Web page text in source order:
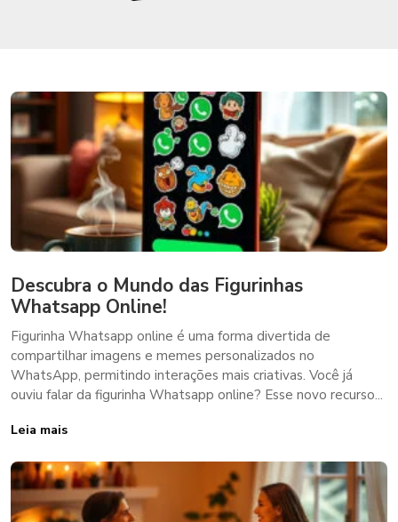
Descubra o Mundo das Figurinhas
Whatsapp Online!
Figurinha Whatsapp online é uma forma divertida de
compartilhar imagens e memes personalizados no
WhatsApp, permitindo interações mais criativas. Você já
ouviu falar da figurinha Whatsapp online? Esse novo recurso...
Leia mais